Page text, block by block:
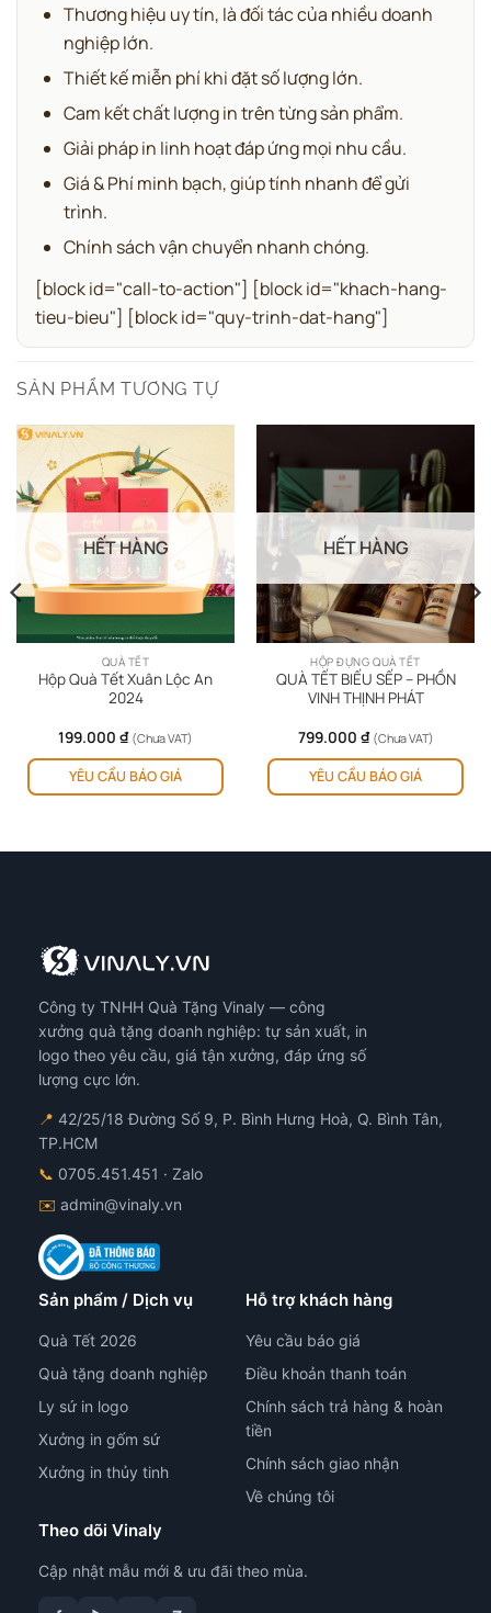
Thương hiệu uy tín, là đối tác của nhiều doanh
nghiệp lớn.
Thiết kế miễn phí khi đặt số lượng lớn.
Cam kết chất lượng in trên từng sản phẩm.
Giải pháp in linh hoạt đáp ứng mọi nhu cầu.
Giá & Phí minh bạch, giúp tính nhanh để gửi
trình.
Chính sách vận chuyển nhanh chóng.
[block id="call-to-action"] [block id="khach-hang-
tieu-bieu"] [block id="quy-trinh-dat-hang"]
SẢN PHẨM TƯƠNG TỰ
HẾT HÀNG
QUÀ TẾT
Hộp Quà Tết Xuân Lộc An
2024
199.000 ₫ (Chưa VAT)
YÊU CẦU BÁO GIÁ
HẾT HÀNG
HỘP ĐỰNG QUÀ TẾT
QUÀ TẾT BIẾU SẾP – PHỒN
VINH THỊNH PHÁT
799.000 ₫ (Chưa VAT)
YÊU CẦU BÁO GIÁ
Công ty TNHH Quà Tặng Vinaly — công
xưởng quà tặng doanh nghiệp: tự sản xuất, in
logo theo yêu cầu, giá tận xưởng, đáp ứng số
lượng cực lớn.
📍 42/25/18 Đường Số 9, P. Bình Hưng Hoà, Q. Bình Tân,
TP.HCM
📞 0705.451.451 · Zalo
✉️ admin@vinaly.vn
Sản phẩm / Dịch vụ
Quà Tết 2026
Quà tặng doanh nghiệp
Ly sứ in logo
Xưởng in gốm sứ
Xưởng in thủy tinh
Hỗ trợ khách hàng
Yêu cầu báo giá
Điều khoản thanh toán
Chính sách trả hàng & hoàn
tiền
Chính sách giao nhận
Về chúng tôi
Theo dõi Vinaly
Cập nhật mẫu mới & ưu đãi theo mùa.